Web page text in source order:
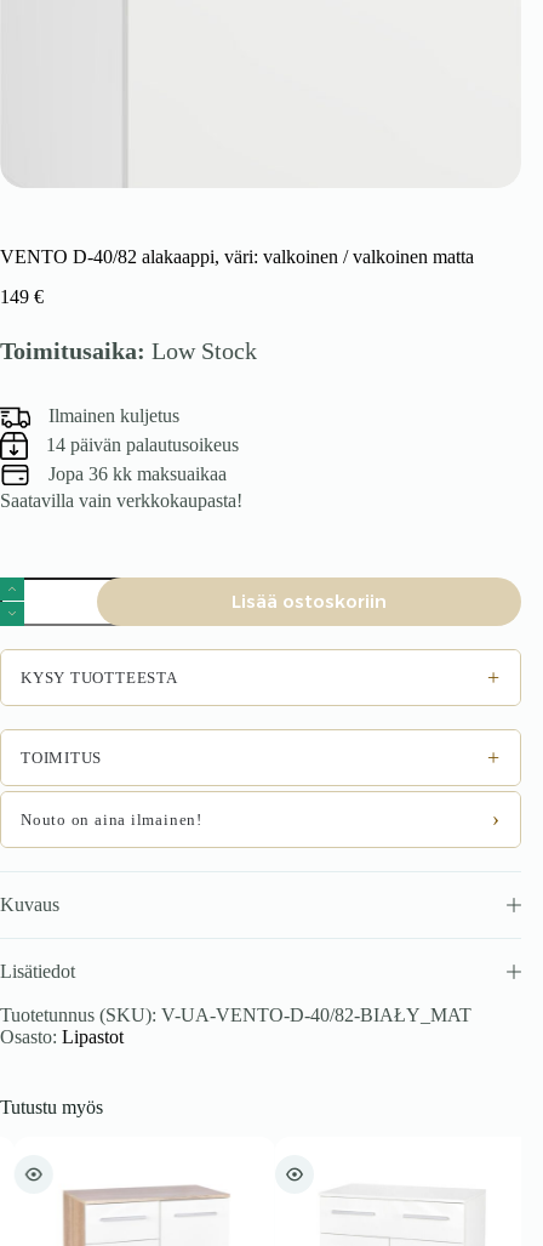
VENTO D-40/82 alakaappi, väri: valkoinen / valkoinen matta
149 €
Toimitusaika: Low Stock
Ilmainen kuljetus
14 päivän palautusoikeus
Jopa 36 kk maksuaikaa
Saatavilla vain verkkokaupasta!
VENTO
D-
40/82
alakaappi,
väri:
valkoinen
/
valkoinen
matta
Lisää ostoskoriin
KYSY TUOTTEESTA +
TOIMITUS +
Nouto on aina ilmainen! ›
Kuvaus
Lisätiedot
Tuotetunnus (SKU): V-UA-VENTO-D-40/82-BIAŁY_MAT
Osasto: Lipastot
Tutustu myös